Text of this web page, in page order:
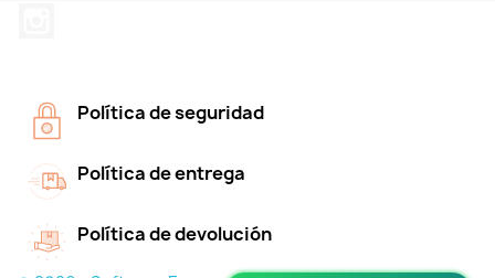
Política de seguridad
Política de entrega
Política de devolución